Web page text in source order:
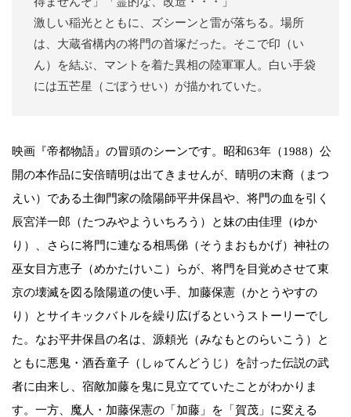
激しい稲光とともに、ズシーンと雷が落ちる。場所
は、大蔵省構内の将門の首塚だった。そこで印（い
ん）を結ぶ、マントを着た異相の陸軍軍人。白い手袋
には五芒星（ごぼうせい）が描かれていた。
映画『帝都物語』の冒頭のシーンです。昭和63年（1988）公
開の本作品に安倍晴明は出てきませんが、晴明の末裔（まつ
えい）である土御門家の陰陽師平井保昌や、将門の血を引く
辰宮洋一郎（たつみやよういちろう）と妹の由佳理（ゆか
り）、さらに将門に連なる相馬俤（そうまおもかげ）神社の
巫女目方恵子（めかたけいこ）らが、将門を目覚めさせて東
京の壊滅を図る陰陽道の使い手、加藤保憲（かとうやすの
り）とサイキックバトルを繰り広げるというストーリーでし
た。なお平井保昌の名は、源頼光（みなもとのらいこう）と
ともに悪鬼・酒呑童子（しゅてんどうじ）を討った伝説の武
者に由来し、宿敵加藤を鬼に見立てていたことがわかりま
す。一方、魔人・加藤保憲の「加藤」を「賀茂」に変える